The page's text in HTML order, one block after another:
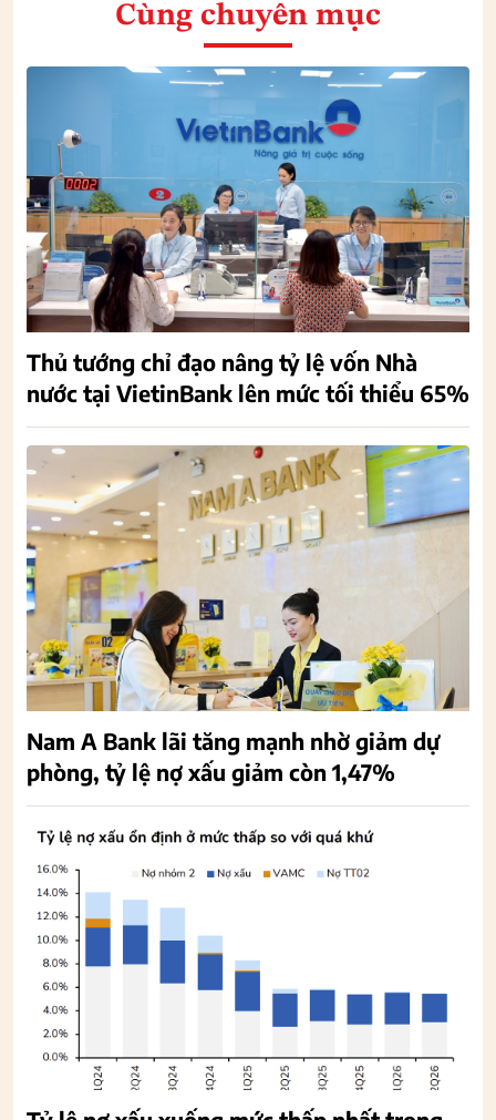
Cùng chuyên mục
Thủ tướng chỉ đạo nâng tỷ lệ vốn Nhà
nước tại VietinBank lên mức tối thiểu 65%
Nam A Bank lãi tăng mạnh nhờ giảm dự
phòng, tỷ lệ nợ xấu giảm còn 1,47%